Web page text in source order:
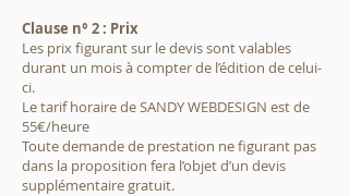
Clause n° 2 : Prix
Les prix figurant sur le devis sont valables
durant un mois à compter de l’édition de celui-
ci.
Le tarif horaire de SANDY WEBDESIGN est de
55€/heure
Toute demande de prestation ne figurant pas
dans la proposition fera l’objet d’un devis
supplémentaire gratuit.